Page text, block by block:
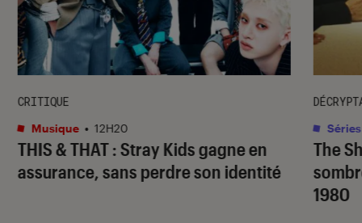
THIS & THAT: Stray Kids gagne en
assurance, sans perdre son identité
CRITIQUE
Musique • 12H20
The
1980
Séries